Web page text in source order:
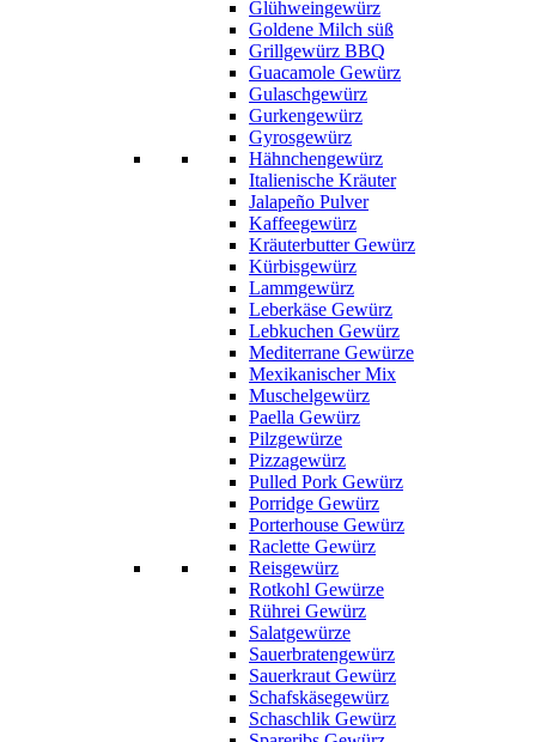
Glühweingewürz
Goldene Milch süß
Grillgewürz BBQ
Guacamole Gewürz
Gulaschgewürz
Gurkengewürz
Gyrosgewürz
Hähnchengewürz
Italienische Kräuter
Jalapeño Pulver
Kaffeegewürz
Kräuterbutter Gewürz
Kürbisgewürz
Lammgewürz
Leberkäse Gewürz
Lebkuchen Gewürz
Mediterrane Gewürze
Mexikanischer Mix
Muschelgewürz
Paella Gewürz
Pilzgewürze
Pizzagewürz
Pulled Pork Gewürz
Porridge Gewürz
Porterhouse Gewürz
Raclette Gewürz
Reisgewürz
Rotkohl Gewürze
Rührei Gewürz
Salatgewürze
Sauerbratengewürz
Sauerkraut Gewürz
Schafskäsegewürz
Schaschlik Gewürz